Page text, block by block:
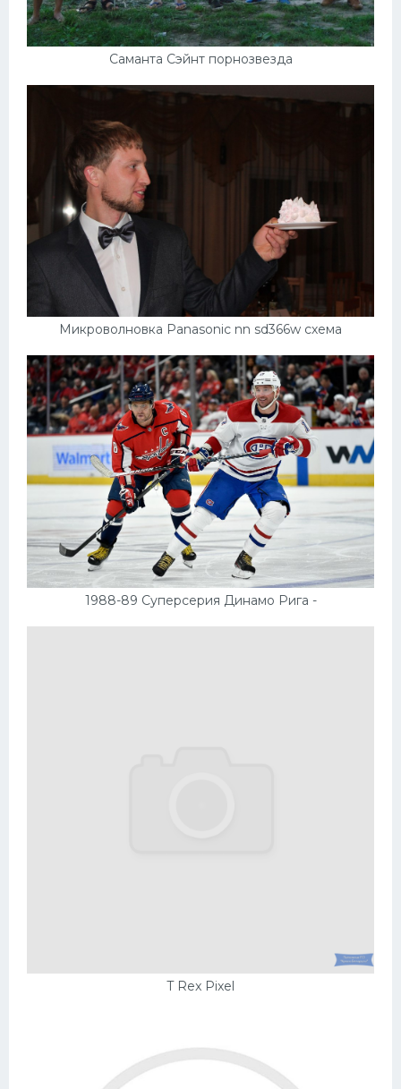
Саманта Сэйнт порнозвезда
Микроволновка Panasonic nn sd366w схема
1988-89 Суперсерия Динамо Рига -
T Rex Pixel